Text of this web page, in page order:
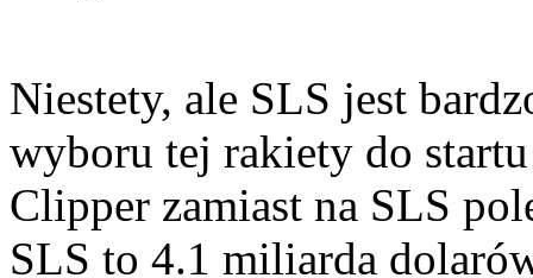
Niestety, ale SLS jest
wyboru tej rakiety do
Clipper zamiast na SLS
SLS to 4.1 miliarda